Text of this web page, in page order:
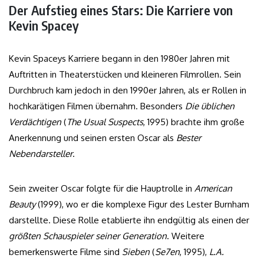
Der Aufstieg eines Stars: Die Karriere von
Kevin Spacey
Kevin Spaceys Karriere begann in den 1980er Jahren mit
Auftritten in Theaterstücken und kleineren Filmrollen. Sein
Durchbruch kam jedoch in den 1990er Jahren, als er Rollen in
hochkarätigen Filmen übernahm. Besonders Die üblichen
Verdächtigen (The Usual Suspects, 1995) brachte ihm große
Anerkennung und seinen ersten Oscar als Bester
Nebendarsteller.
Sein zweiter Oscar folgte für die Hauptrolle in American
Beauty(1999), wo er die komplexe Figur des Lester Burnham
darstellte. Diese Rolle etablierte ihn endgültig als einen der
größten Schauspieler seiner Generation. Weitere
bemerkenswerte Filme sind Sieben (Se7en, 1995), L.A.